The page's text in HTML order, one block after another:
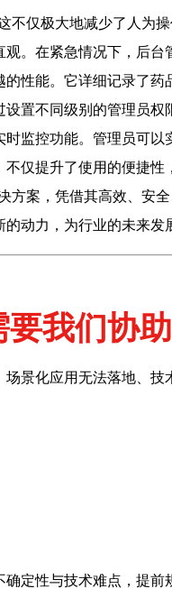
仅极大地减少了人为
。在紧急情况下，后台
性能。它详细记录了
置不同级别的管理员权
监控功能。管理员可
仅提升了使用的便捷性
方案，凭借其高效、安
动力，为行业的未来发
要我们协
场景化应用无法落地、
定性与技术难点，提